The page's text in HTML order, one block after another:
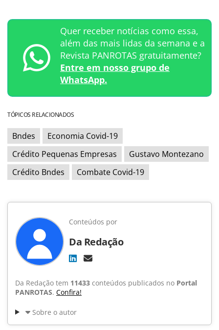
Quer receber notícias como essa,
além das mais lidas da semana e a
Revista PANROTAS gratuitamente?
Entre em nosso grupo de
WhatsApp.
TÓPICOS RELACIONADOS
Bndes
Economia Covid-19
Crédito Pequenas Empresas
Gustavo Montezano
Crédito Bndes
Combate Covid-19
Conteúdos por
Da Redação
Da Redação tem 11433 conteúdos publicados no Portal
PANROTAS. Confira!
Sobre o autor